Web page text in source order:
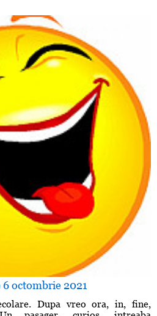
octombrie 2021
Dupa vreo ora, in, fine,